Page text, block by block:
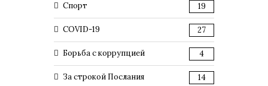
Спорт 19
COVID-19 27
Борьба с коррупцией 4
За строкой Послания 14